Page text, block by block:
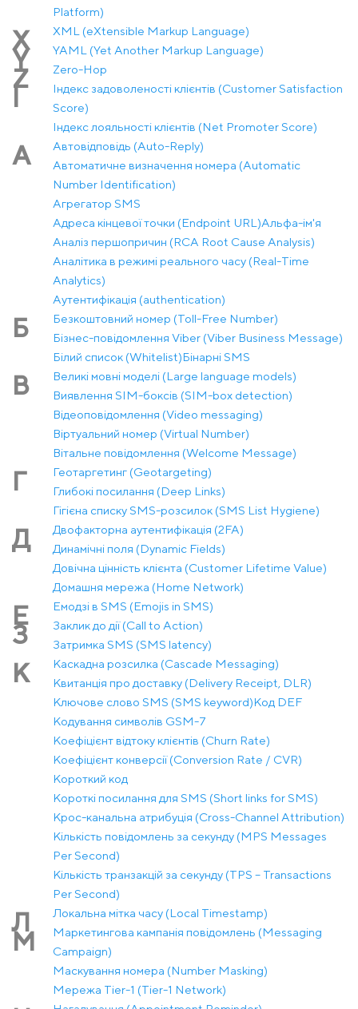
Platform)
X XML (eXtensible Markup Language)
Y YAML (Yet Another Markup Language)
Z Zero-Hop
І
Індекс задоволеності клієнтів (Customer Satisfaction
Score)
Індекс лояльності клієнтів (Net Promoter Score)
А
Автовідповідь (Auto-Reply)
Автоматичне визначення номера (Automatic
Number Identification)
Агрегатор SMS
Адреса кінцевої точки (Endpoint URL)Альфа-ім'я
Аналіз першопричин (RCA Root Cause Analysis)
Аналітика в режимі реального часу (Real-Time
Analytics)
Аутентифікація (authentication)
Б
Безкоштовний номер (Toll-Free Number)
Бізнес-повідомлення Viber (Viber Business Message)
Білий список (Whitelist)Бінарні SMS
В
Великі мовні моделі (Large language models)
Виявлення SIM-боксів (SIM-box detection)
Відеоповідомлення (Video messaging)
Віртуальний номер (Virtual Number)
Вітальне повідомлення (Welcome Message)
Г
Геотаргетинг (Geotargeting)
Глибокі посилання (Deep Links)
Гігієна списку SMS-розсилок (SMS List Hygiene)
Д
Двофакторна аутентифікація (2FA)
Динамічні поля (Dynamic Fields)
Довічна цінність клієнта (Customer Lifetime Value)
Домашня мережа (Home Network)
Е Емодзі в SMS (Emojis in SMS)
З
Заклик до дії (Call to Action)
Затримка SMS (SMS latency)
К
Каскадна розсилка (Cascade Messaging)
Квитанція про доставку (Delivery Receipt, DLR)
Ключове слово SMS (SMS keyword)Код DEF
Кодування символів GSM-7
Коефіцієнт відтоку клієнтів (Churn Rate)
Коефіцієнт конверсії (Conversion Rate / CVR)
Короткий код
Короткі посилання для SMS (Short links for SMS)
Крос-канальна атрибуція (Cross-Channel Attribution)
Кількість повідомлень за секунду (MPS Messages
Per Second)
Кількість транзакцій за секунду (TPS – Transactions
Per Second)
Л Локальна мітка часу (Local Timestamp)
М
Маркетингова кампанія повідомлень (Messaging
Campaign)
Маскування номера (Number Masking)
Мережа Tier-1 (Tier-1 Network)